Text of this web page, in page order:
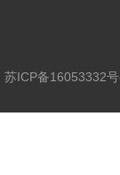
苏ICP备16053332